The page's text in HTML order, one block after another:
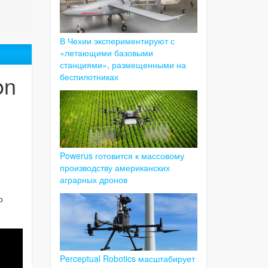
В Чехии экспериментируют с
«летающими базовыми
станциями», размещенными на
беспилотниках
Powerus готовится к массовому
производству американских
аграрных дронов
Perceptual Robotics масштабирует